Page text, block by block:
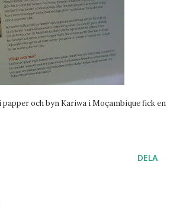
papper och byn Kariwa i Moçambique fick en
DELA